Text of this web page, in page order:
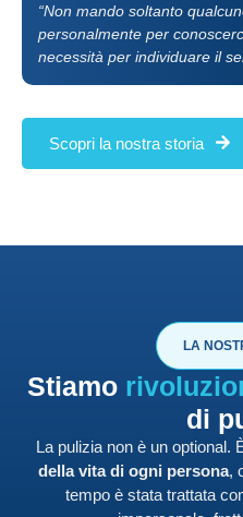
“Non mando soltanto
personalmente per
necessità per individuare il
Scopri la nostra storia
LA
Stiamo
di
La pulizia non è un optional.
della vita di ogni persona,
tempo è stata trattata